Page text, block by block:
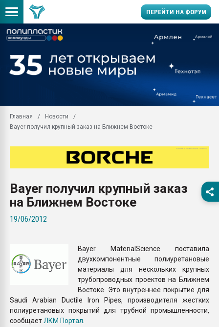
ПЕРЕЙТИ НА ФОРУМ
универсальны, что
умельцы изготовили
Продажа готового
производство SPC
29.07.2026 ФРП помог
Помощь в подборе
ближайшее
Подмосковье, Москва
ситуацией на
ПЕРЕЙТИ НА
Главная
Новости
Bayer получил крупный заказ на Ближнем Востоке
Bayer получил крупный заказ
на Ближнем Востоке
19/06/2012
Bayer MaterialScience поставила
двухкомпонентные полиуретановые
материалы для нескольких крупных
трубопроводных проектов на Ближнем
Востоке. Это внутреннее покрытие для
Saudi Arabian Ductile Iron Pipes, производителя жестких
полиуретановых покрытий для трубной промышленности,
сообщает ЛКМ Портал